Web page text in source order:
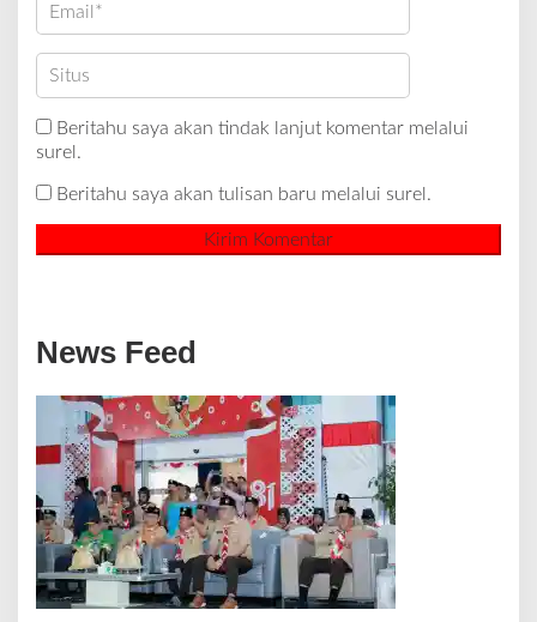
Beritahu saya akan tindak lanjut komentar melalui
surel.
Beritahu saya akan tulisan baru melalui surel.
News Feed